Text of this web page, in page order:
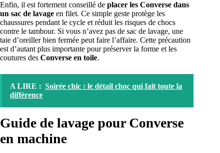
Enfin, il est fortement conseillé de placer les Converse dans
un sac de lavage en filet. Ce simple geste protège les
chaussures pendant le cycle et réduit les risques de chocs
contre le tambour. Si vous n’avez pas de sac de lavage, une
taie d’oreiller bien fermée peut faire l’affaire. Cette précaution
est d’autant plus importante pour préserver la forme et les
coutures des Converse en toile.
A LIRE : Soirée chic : le détail choc qui fait toute la
différence
Guide de lavage pour Converse
en machine